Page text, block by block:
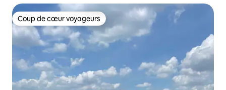
Coup de cœur voyageurs
Coup de cœur voyageurs